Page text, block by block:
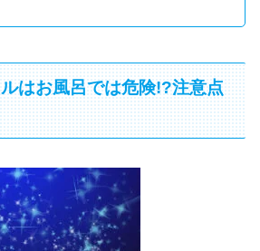
はお風呂では危険!?注意点